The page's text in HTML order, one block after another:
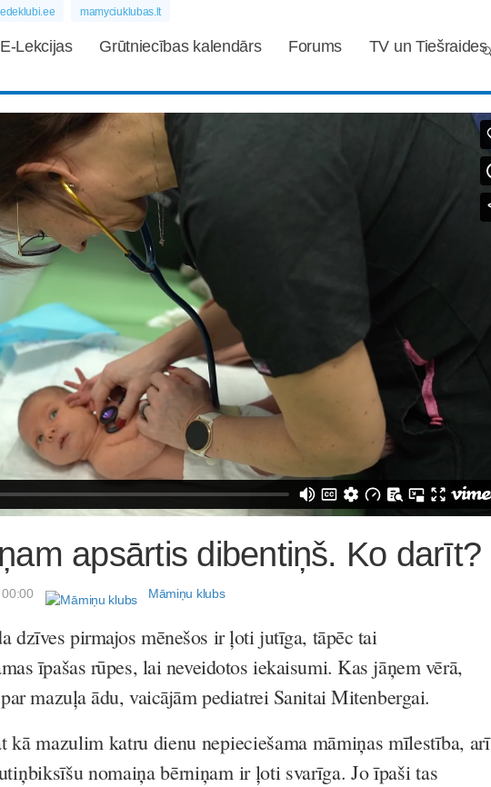
mamyciuklubas.lt
E-Lekcijas Grūtniecības kalendārs Forums TV un Tiešraides
apsārtis dibentiņš. Ko darīt?
Māmiņu klubs
dzīves pirmajos mēnešos ir ļoti jutīga, tāpēc tai
īpašas rūpes, lai neveidotos iekaisumi. Kas jāņem vērā,
mazuļa ādu, vaicājām pediatrei Sanitai Mitenbergai.
kā mazulim katru dienu nepieciešama māmiņas mīlestība, arī
nomaiņa bērniņam ir ļoti svarīga. Jo īpaši tas